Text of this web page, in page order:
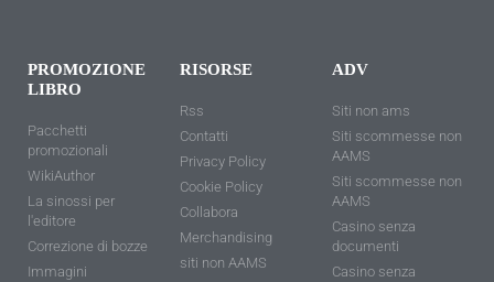
PROMOZIONE
LIBRO
Pacchetti
promozionali
WikiAuthor
La sinossi per
l'editore
Correzione di bozze
Immagini
RISORSE
Rss
Contatti
Privacy Policy
Cookie Policy
Collabora
Merchandising
siti non AAMS
ADV
Siti non ams
Siti scommesse non
AAMS
Siti scommesse non
AAMS
Casino senza
documenti
Casino senza